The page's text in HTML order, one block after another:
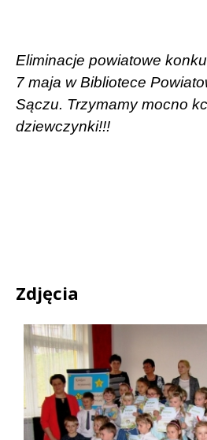
Eliminacje powiatowe
7 maja w Bibliotece
Sączu. Trzymamy mocno
dziewczynki!!!
Zdjęcia